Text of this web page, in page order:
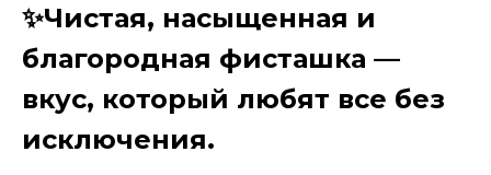
✨Чистая, насыщенная и
благородная фисташка —
вкус, который любят все без
исключения.